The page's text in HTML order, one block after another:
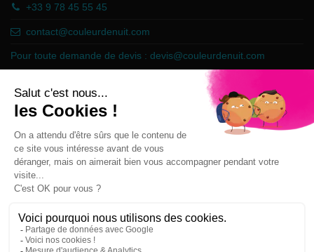
+33 9 78 45 55 45
contact@couleurdenuit.com
Pour toute demande de devis : devis@couleurdenuit.com
Marchand approuvé par la Société des Avis Garantis,cliquez ici pour
vérifier .
Follow us
Newsletter